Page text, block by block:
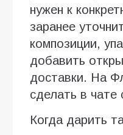
нужен к
заранее
композиции,
добавить
доставки. На
сделать в чате
Когда дарить